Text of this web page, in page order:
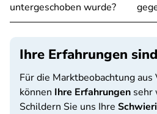
untergeschoben wurde?
Ihre Erfahrungen
Für die Marktbeobachtung aus
können Ihre Erfahrungen sehr
Schildern Sie uns Ihre